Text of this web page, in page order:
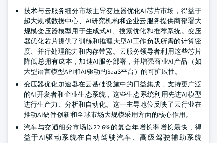
技术与云服务细分市场主导变压器优化AI芯片市场，得益于
超大规模数据中心、AI研究机构和企业云服务提供商部署大
规模变压器模型用于生成式AI、搜索优化和推荐系统。变压
器优化芯片提供了训练和推理大型AI工作负载所需的计算密
度、并行处理能力和内存带宽。云服务领导者利用这些芯片
降低总拥有成本，加速AI服务部署，并增强商业AI产品（如
大型语言模型API和AI驱动的SaaS平台）的可扩展性。
变压器优化加速器在云基础设施中的日益集成，支持更广泛
的AI开发者和企业生态系统，这些生态系统利用先进AI模型
进行生产力、分析和自动化。这一主导地位反映了云行业在
推动AI硬件创新和全球市场大规模采用方面的核心作用。
汽车与交通细分市场以22.6%的复合年增长率增长最快，得
益于AI驱动系统在自动驾驶汽车、高级驾驶辅助系统